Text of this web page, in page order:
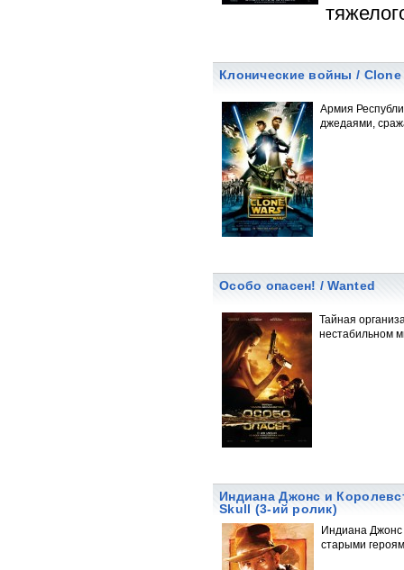
Клонические войны / Clone
Армия
джедаями,
Особо опасен! / Wanted
Тайная
нестабильном
Индиана Джонс и
Skull (3-ий ролик)
Индиана
старыми